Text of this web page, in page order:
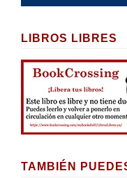
LIBROS LIBRES
TAMBIÉN